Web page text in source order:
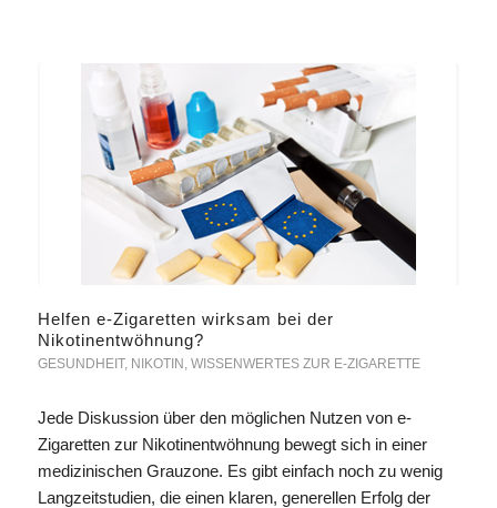
Helfen e-Zigaretten wirksam bei der
Nikotinentwöhnung?
GESUNDHEIT, NIKOTIN , WISSENWERTES ZUR E-ZIGARETTE
Jede Diskussion über den möglichen Nutzen von e-
Zigaretten zur Nikotinentwöhnung bewegt sich in einer
medizinischen Grauzone. Es gibt einfach noch zu wenig
Langzeitstudien, die einen klaren, generellen Erfolg der